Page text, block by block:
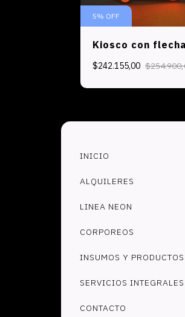
5% OFF
Kiosco con flecha
$242.155,00
INICIO
ALQUILERES
LINEA NEON
CORPOREOS
INSUMOS Y PRODUCTOS
SERVICIOS INTEGRALES
CONTACTO